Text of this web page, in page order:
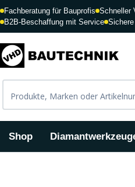
Fachberatung für Bauprofis Schneller
B2B-Beschaffung mit Service
Shop
Zum
Inhalt
springen